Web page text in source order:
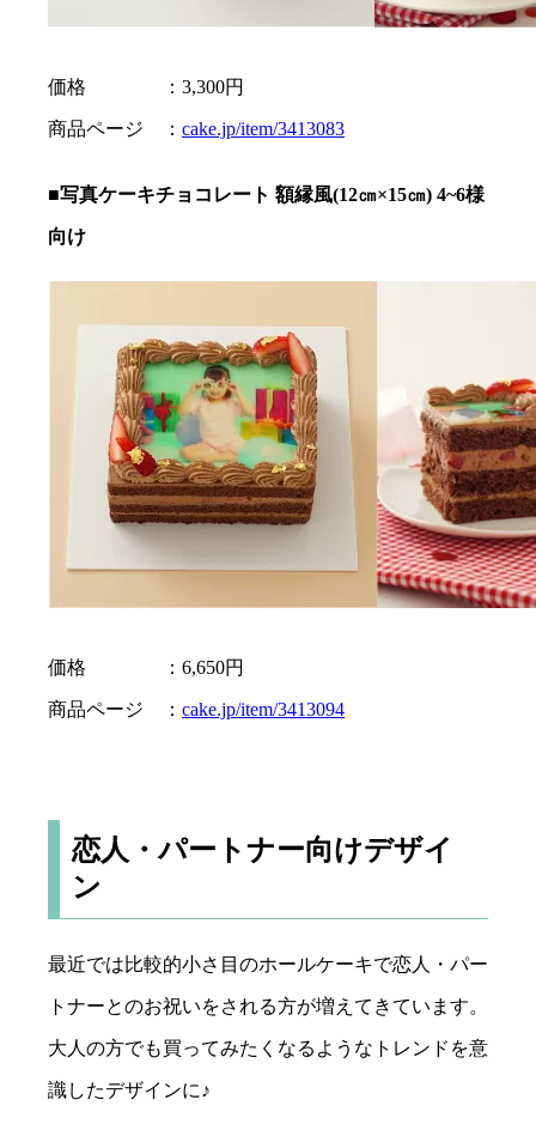
価格 ：3,300円
商品ページ ： cake.jp/item/3413083
■写真ケーキチョコレート 額縁風(12㎝×15㎝) 4~6様
向け
価格 ：6,650円
商品ページ ： cake.jp/item/3413094
恋人・パートナー向けデザイ
ン
最近では比較的小さ目のホールケーキで恋人・パー
トナーとのお祝いをされる方が増えてきています。
大人の方でも買ってみたくなるようなトレンドを意
識したデザインに♪